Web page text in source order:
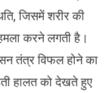
जिसमें शरीर की
करने लगती है।
तंत्र विफल होने का
हालत को देखते हुए